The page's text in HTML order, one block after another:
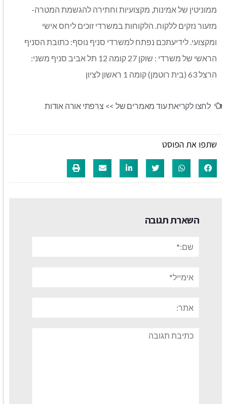
ממוניטין של אמינות, מקצועיות וחתירה להגשמת המטרה-
מזעור נזקים ללקוח. הלקוחות במשרדי זוכים ליחס אישי
ומקצועי. לידיעתכם נפתח למשרדי סניף נוסף: כתובת הסניף
הראשי של משרדי : שוקן 27 קומה 12 תל אביב סניף משני:
הרצל 63 (בית רוטמן) קומה 1 ראשון לציון
לחצו לקריאת עוד מאמרים של >> צרפתי אורה אודות
שתפו את הפוסט
השארת תגובה
תגובה